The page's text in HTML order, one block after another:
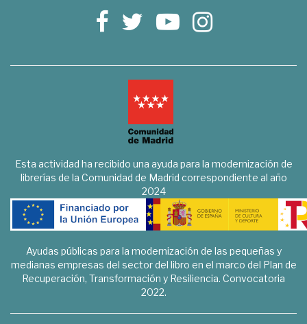
Esta actividad ha recibido una ayuda para la modernización de
librerías de la Comunidad de Madrid correspondiente al año
2024
Ayudas públicas para la modernización de las pequeñas y
medianas empresas del sector del libro en el marco del Plan de
Recuperación, Transformación y Resiliencia. Convocatoria
2022.